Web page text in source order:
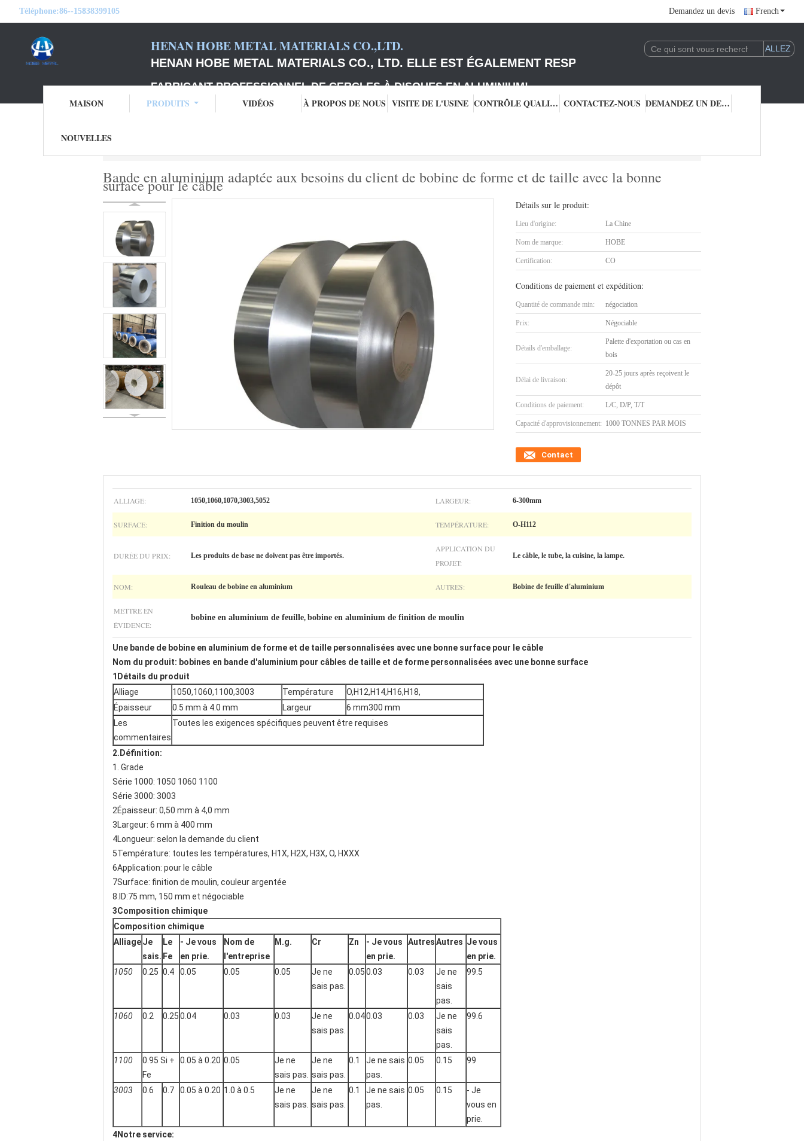
Téléphone:86--15838399105 Demandez un devis French
HENAN HOBE METAL MATERIALS CO.,LTD.
HENAN HOBE METAL MATERIALS CO., LTD. ELLE EST ÉGALEMENT RESPONSABLE DE L'EXPLOITATION DE LA
FABRICANT PROFESSIONNEL DE CERCLES À DISQUES EN ALUMINIUM!
MAISON PRODUITS VIDÉOS À PROPOS DE NOUS VISITE DE L'USINE CONTRÔLE QUALITÉ CONTACTEZ-NOUS DEMANDEZ UN DEVIS
NOUVELLES
Bande en aluminium adaptée aux besoins du client de bobine de forme et de taille avec la bonne
surface pour le câble
Détails sur le produit:
Lieu d'origine: La Chine
Nom de marque: HOBE
Certification: CO
Conditions de paiement et expédition:
Quantité de commande min: négociation
Prix: Négociable
Détails d'emballage:
Palette d'exportation ou cas en
bois
Délai de livraison:
20-25 jours après reçoivent le
dépôt
Conditions de paiement: L/C, D/P, T/T
Capacité d'approvisionnement: 1000 TONNES PAR MOIS
Contact
ALLIAGE: 1050,1060,1070,3003,5052 LARGEUR: 6-300mm
SURFACE: Finition du moulin TEMPÉRATURE: O-H112
DURÉE DU PRIX: Les produits de base ne doivent pas être importés.
APPLICATION DU
PROJET:
Le câble, le tube, la cuisine, la lampe.
NOM: Rouleau de bobine en aluminium AUTRES: Bobine de feuille d'aluminium
METTRE EN
ÉVIDENCE:
bobine en aluminium de feuille, bobine en aluminium de finition de moulin
Une bande de bobine en aluminium de forme et de taille personnalisées avec une bonne surface pour le câble
Nom du produit: bobines en bande d'aluminium pour câbles de taille et de forme personnalisées avec une bonne surface
1Détails du produit
Alliage
1050,1060,1100,3003 Température
O,H12,H14,H16,H18,
Épaisseur
0.5 mm à 4.0 mm Largeur
6 mm300 mm
Les
commentaires
Toutes les exigences spécifiques peuvent être requises
2. Définition:
1. Grade
Série 1000: 1050 1060 1100
Série 3000: 3003
2Épaisseur: 0,50 mm à 4,0 mm
3Largeur: 6 mm à 400 mm
4Longueur: selon la demande du client
5Température: toutes les températures, H1X, H2X, H3X, O, HXXX
6Application: pour le câble
7Surface: finition de moulin, couleur argentée
8.ID:75 mm, 150 mm et négociable
3Composition chimique
Composition chimique
AlliageJe
sais.
Le
Fe
- Je vous
en prie.
Nom de
l'entreprise
M.g. Cr Zn
- Je vous
en prie.
AutresAutres Je vous
en prie.
1050
0.25 0.4 0.05 0.05 0.05
Je ne
sais pas.
0.050.03 0.03
Je ne
sais
pas.
99.5
1060 0.2 0.250.04 0.03 0.03
Je ne
sais pas.
0.040.03 0.03
Je ne
sais
pas.
99.6
1100
0.95 Si +
Fe
0.05 à 0.20 0.05
Je ne
sais pas.
Je ne
sais pas.
0.1
Je ne sais
pas.
0.05 0.15 99
3003 0.6 0.7 0.05 à 0.20 1.0 à 0.5
Je ne
sais pas.
Je ne
sais pas.
0.1
Je ne sais
pas.
0.05 0.15
- Je
vous en
prie.
4Notre service: